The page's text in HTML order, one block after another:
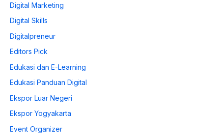
Digital Marketing
Digital Skills
Digitalpreneur
Editors Pick
Edukasi dan E-Learning
Edukasi Panduan Digital
Ekspor Luar Negeri
Ekspor Yogyakarta
Event Organizer